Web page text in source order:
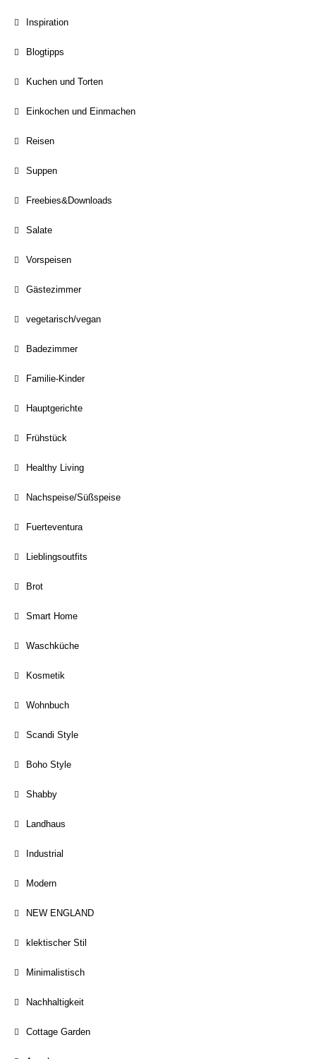
Inspiration
Blogtipps
Kuchen und Torten
Einkochen und Einmachen
Reisen
Suppen
Freebies&Downloads
Salate
Vorspeisen
Gästezimmer
vegetarisch/vegan
Badezimmer
Familie-Kinder
Hauptgerichte
Frühstück
Healthy Living
Nachspeise/Süßspeise
Fuerteventura
Lieblingsoutfits
Brot
Smart Home
Waschküche
Kosmetik
Wohnbuch
Scandi Style
Boho Style
Shabby
Landhaus
Industrial
Modern
NEW ENGLAND
klektischer Stil
Minimalistisch
Nachhaltigkeit
Cottage Garden